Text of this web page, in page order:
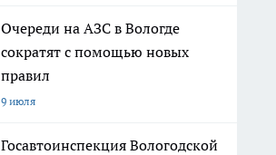
Очереди на АЗС в Вологде
сократят с помощью новых
правил
9 июля
Госавтоинспекция Вологодской